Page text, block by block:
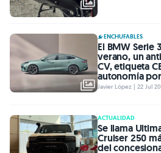
ENCHUFABLES
El BMW Serie
verano, un
CV, etiqueta
autonomía
Javier López | 22 Jul
ACTUALIDAD
Se llama
Cruiser 250
del